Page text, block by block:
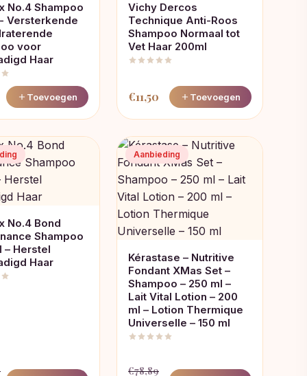
No.4 Shampoo
Versterkende
voor
Haar
Toevoegen
Vichy Dercos
Technique Anti-Roos
Shampoo Normaal tot
Vet Haar 200ml
€11,50 Toevoegen
No.4 Bond
Shampoo
– Herstel
Haar
Aanbieding
Kérastase – Nutritive
Fondant XMas Set –
Shampoo – 250 ml –
Lait Vital Lotion – 200
ml – Lotion Thermique
Universelle – 150 ml
€78,89